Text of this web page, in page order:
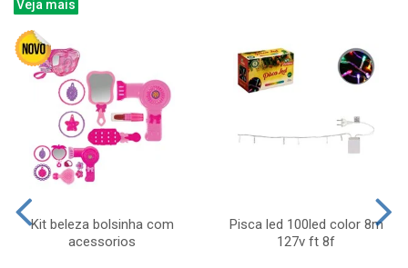
Veja mais
Kit beleza bolsinha com
acessorios
Pisca led 100led color 8m
127v ft 8f